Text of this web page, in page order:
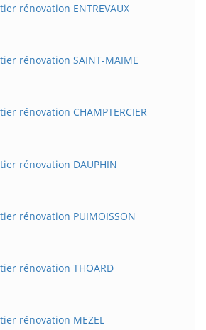
rénovation ENTREVAUX
rénovation SAINT-MAIME
rénovation CHAMPTERCIER
rénovation DAUPHIN
rénovation PUIMOISSON
rénovation THOARD
rénovation MEZEL